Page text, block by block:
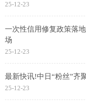
25-12-23
一次性信用修复政策落
场
25-12-23
最新快讯!中日“粉丝”齐
25-12-23